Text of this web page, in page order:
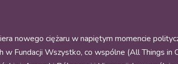
nowego ciężaru w napiętym momencie
Fundacji Wszystko, co wspólne (All Things in